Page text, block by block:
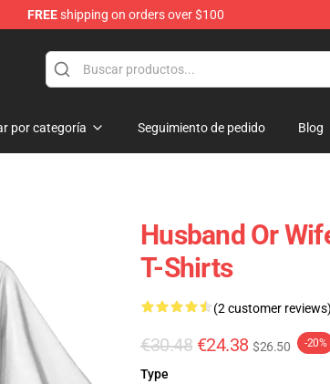
FREEshipping on orders over $100
por categoría Seguimiento de pedido Blog
Husband Or
T-Shirts
(2 customer reviews)
€30.48 €24.38 $26.50 -20%
Type